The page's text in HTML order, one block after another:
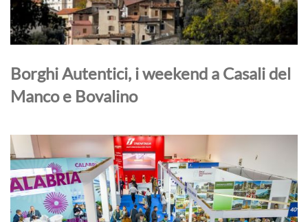
Borghi Autentici, i weekend a Casali del
Manco e Bovalino